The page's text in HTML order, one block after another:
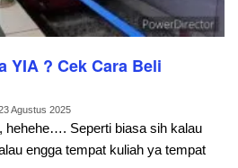
YIA ? Cek Cara Beli
Agustus 2025
hehehe…. Seperti biasa sih kalau
engga tempat kuliah ya tempat